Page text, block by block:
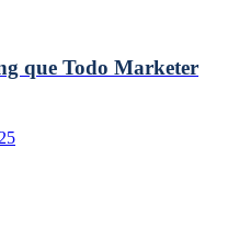
que Todo Marketer